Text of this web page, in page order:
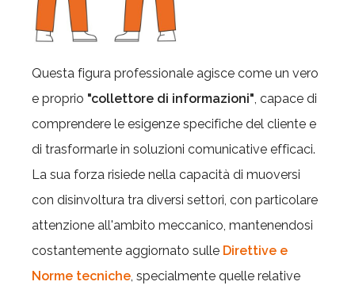
Questa figura professionale agisce come un vero
e proprio "collettore di informazioni", capace di
comprendere le esigenze specifiche del cliente e
di trasformarle in soluzioni comunicative efficaci.
La sua forza risiede nella capacità di muoversi
con disinvoltura tra diversi settori, con particolare
attenzione all'ambito meccanico, mantenendosi
costantemente aggiornato sulle Direttive e
Norme tecniche, specialmente quelle relative